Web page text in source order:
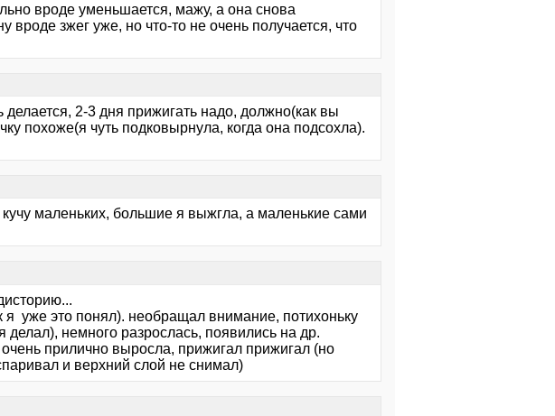
вроде уменьшается, мажу, а она снова
вроде зжег уже, но что-то не очень получается, что
2-3 дня прижигать надо, должно(как вы
похоже(я чуть подковырнула, когда она подсохла).
маленьких, большие я выжгла, а маленькие сами
я уже это понял). необращал внимание, потихоньку
немного разрослась, появились на др.
прилично выросла, прижигал прижигал (но
и верхний слой не снимал)